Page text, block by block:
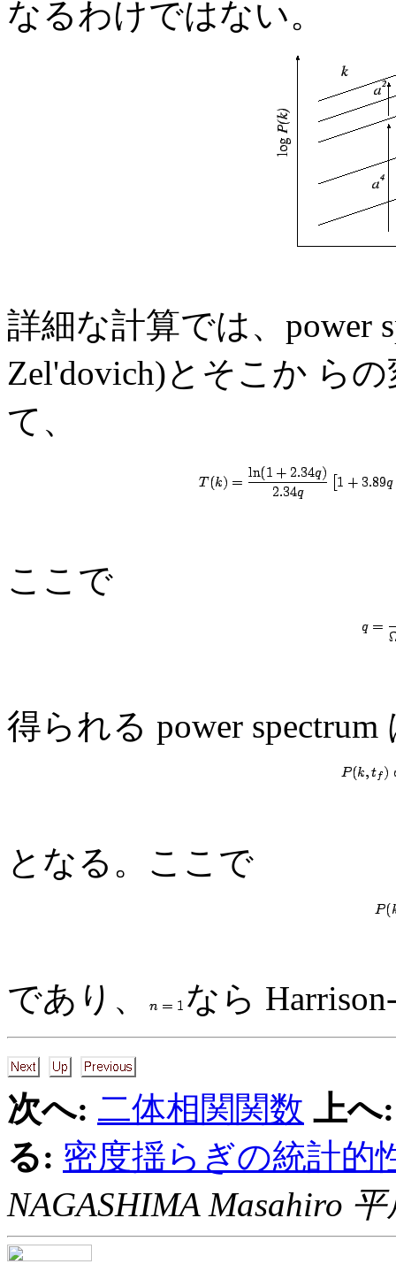
なるわけではない。
詳細な計算では、power
Zel'dovich)とそこか ら
て、
ここで
得られる power spectrum
となる。ここで
であり、 なら
次へ: 二体相関関数 上へ:
る: 密度揺らぎの統計的
NAGASHIMA Masahiro